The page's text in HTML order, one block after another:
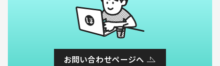
お問い合わせページへ